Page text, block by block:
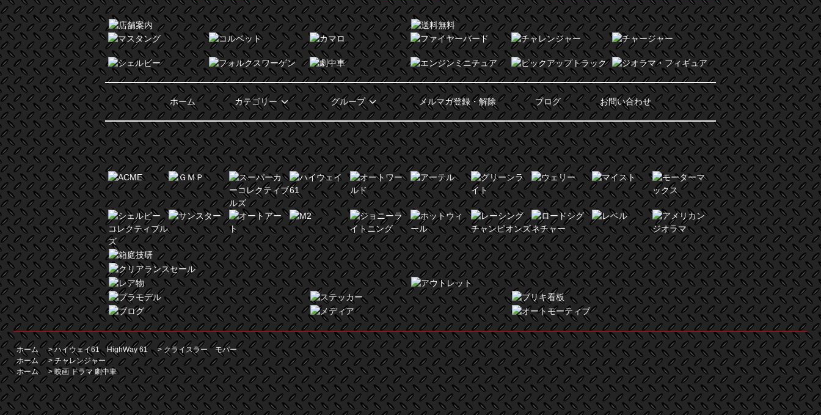
ホーム カテゴリー グループ メルマガ登録・解除 ブログ お問い合わせ
ホーム >ハイウェイ61 HighWay 61 > クライスラー モパー
ホーム
>チャレンジャー
ホーム
>映画 ドラマ 劇中車